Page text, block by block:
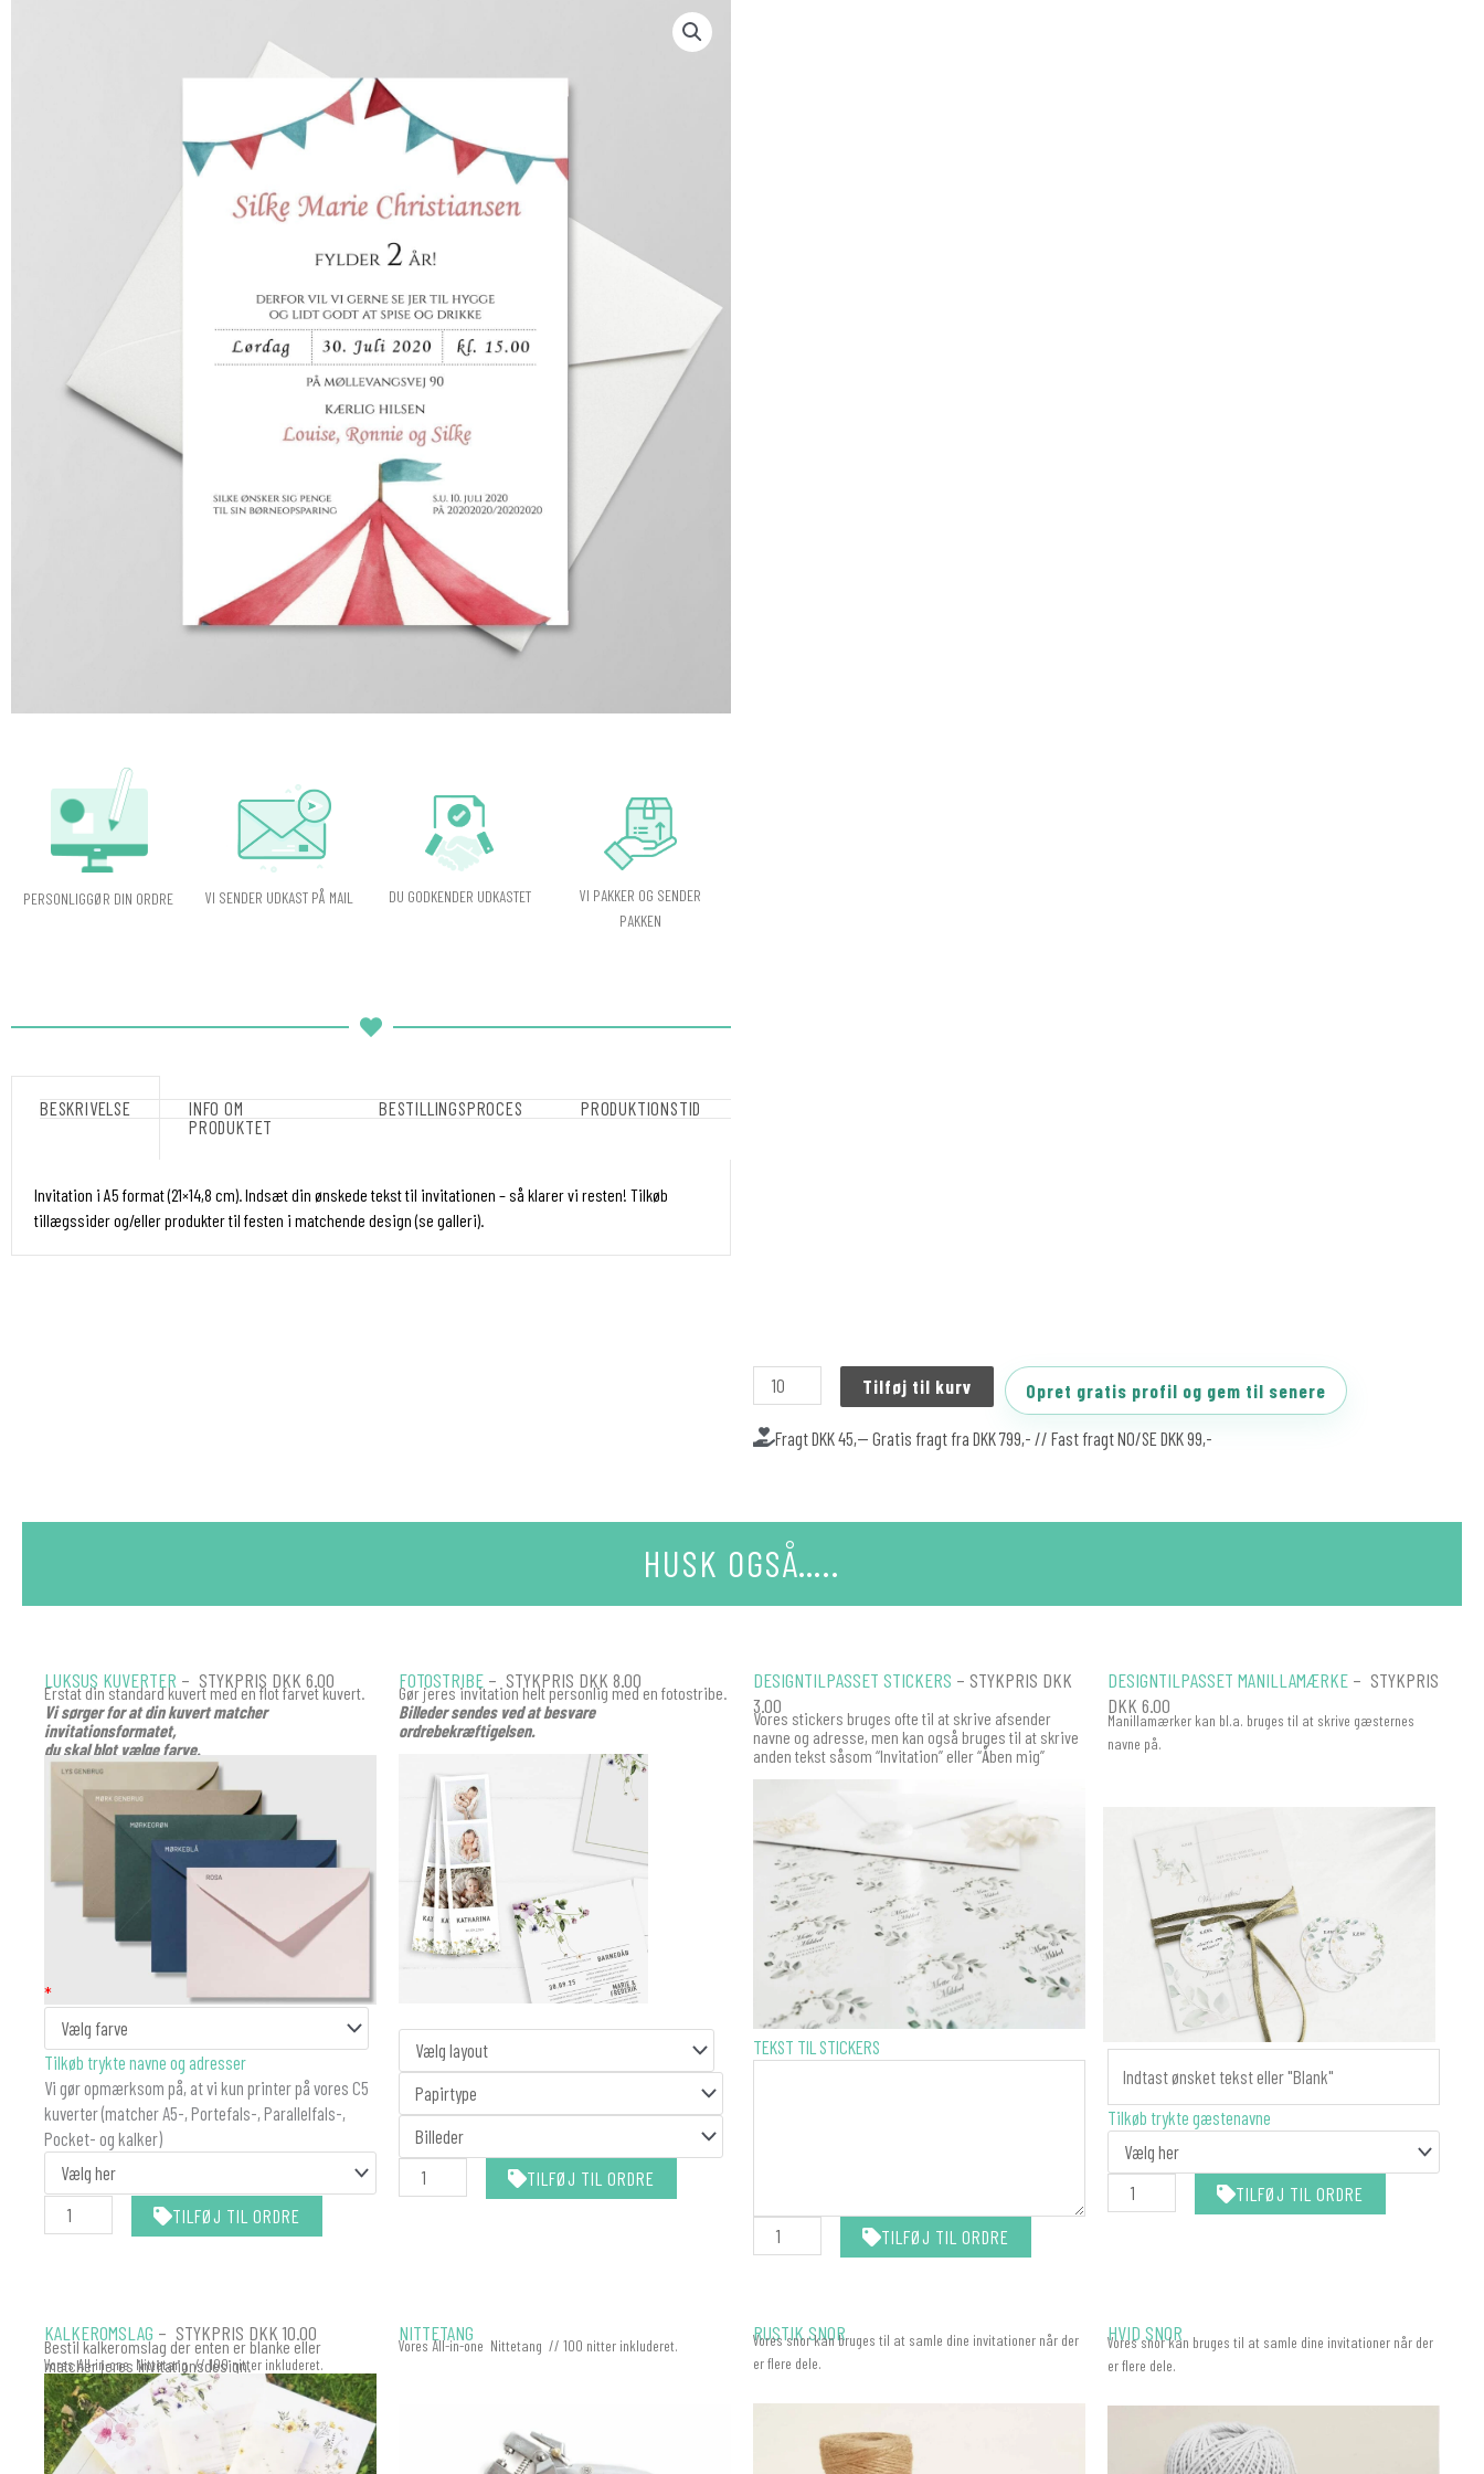
PERSONLIGGØR DIN ORDRE VI SENDER UDKAST PÅ MAIL DU GODKENDER UDKASTET
VI PAKKER OG SENDER
PAKKEN
BESKRIVELSE
INFO OM
PRODUKTET
BESTILLINGSPROCES PRODUKTIONSTID
Invitation i A5 format (21×14,8 cm).Indsæt din ønskede tekst til invitationen – så klarer vi resten! Tilkøb
tillægssider og/eller produkter til festen i matchende design (se galleri).
Tilføj til kurv Opret gratis profil og gem til senere
Fragt DKK 45,-- Gratis fragt fra DKK 799,- // Fast fragt NO/SE DKK 99,-
HUSK OGSÅ…..
LUKSUS KUVERTER – STYKPRIS DKK 6.00
Erstat din standard kuvert med en flot farvet kuvert.
Vi sørger for at din kuvert matcher
invitationsformatet,
du skal blot vælge farve.
*
Tilkøb trykte navne og adresser
Vi gør opmærksom på, at vi kun printer på vores C5
kuverter (matcher A5-, Portefals-, Parallelfals-,
Pocket- og kalker)
KUVERT
antal
TILFØJ TIL ORDRE
FOTOSTRIBE – STYKPRIS DKK 8.00
Gør jeres invitation helt personlig med en fotostribe.
Billeder sendes ved at besvare
ordrebekræftigelsen.
Fotostribe
Barnedåb
antal
TILFØJ TIL ORDRE
DESIGNTILPASSET STICKERS – STYKPRIS DKK
3.00
Vores stickers bruges ofte til at skrive afsender
navne og adresse, men kan også bruges til at skrive
anden tekst såsom “Invitation” eller “Åben mig”
TEKST TIL STICKERS
STICKERS
TILFØJ TIL ORDRE
DESIGNTILPASSET MANILLAMÆRKE – STYKPRIS
DKK 6.00
Manillamærker kan bl.a. bruges til at skrive gæsternes
navne på.
Tilkøb trykte gæstenavne
MATCHER
DIN
INVITATION
antal
TILFØJ TIL ORDRE
KALKEROMSLAG – STYKPRIS DKK 10.00
Bestil kalkeromslag der enten er blanke eller
matcher jeres invitationsdesign.
Vores All-in-one Nittetang // 100 nitter inkluderet.
NITTETANG
Vores All-in-one Nittetang // 100 nitter inkluderet. RUSTIK SNOR
Vores snor kan bruges til at samle dine invitationer når der
er flere dele.
HVID SNOR
Vores snor kan bruges til at samle dine invitationer når der
er flere dele.